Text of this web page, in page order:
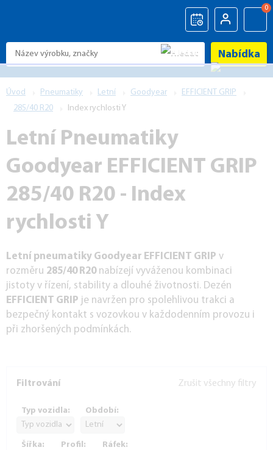
0
Nabídka
Úvod Pneumatiky Letní Goodyear
EFFICIENT GRIP
285/40 R20
Index rychlosti Y
Letní Pneumatiky
Goodyear EFFICIENT GRIP
285/40 R20 - Index
rychlosti Y
Letní pneumatiky Goodyear EFFICIENT GRIP v
rozměru 285/40 R20nabízejí vyváženou kombinaci
jistoty v řízení, stability a dlouhé životnosti. Dezén
EFFICIENT GRIP je navržen pro spolehlivou trakci a
bezpečný kontakt s vozovkou v každodenním provozu i
při zhoršených podmínkách.
Filtrování Zrušit všechny filtry
Typ vozidla: Období:
Šířka: Profil: Ráfek: